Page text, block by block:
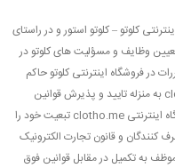
کلوتو – کلوتو استور و در راستای
وظایف و مسؤلیت های کلوتو در
در فروشگاه اینترنتی کلوتو حاکم
می باشد. عضویت در سایت clotho.ir و clotho.me به منزله تایید و پذیرش قوانین
حاکم بر این پایگاه و فروشگاه اینترنتی است. فروشگاه اینترنتی clotho.me تبعیت خود را
کنندگان و قانون تجارت الکترونیک
موظف به تکمیل در مقابل قوانین فوق